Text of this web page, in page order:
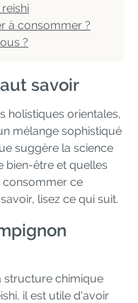
à consommer ?
?
savoir
holistiques orientales,
mélange sophistiqué
suggère la science
bien-être et quelles
consommer ce
lisez ce qui suit.
structure chimique
il est utile d'avoir